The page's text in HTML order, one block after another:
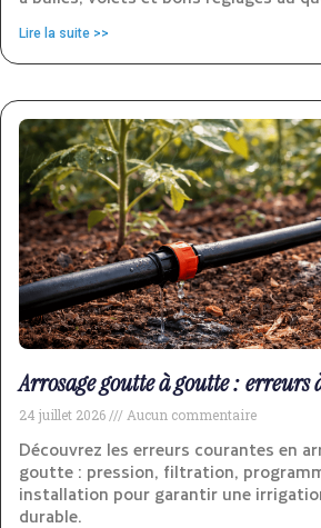
Lire la suite >>
Arrosage goutte à goutte : erreurs
24 juillet 2026 Aucun commentaire
Découvrez les erreurs courantes en
goutte : pression, filtration,
installation pour garantir une
durable.